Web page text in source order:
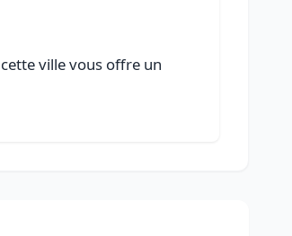
ville vous offre un